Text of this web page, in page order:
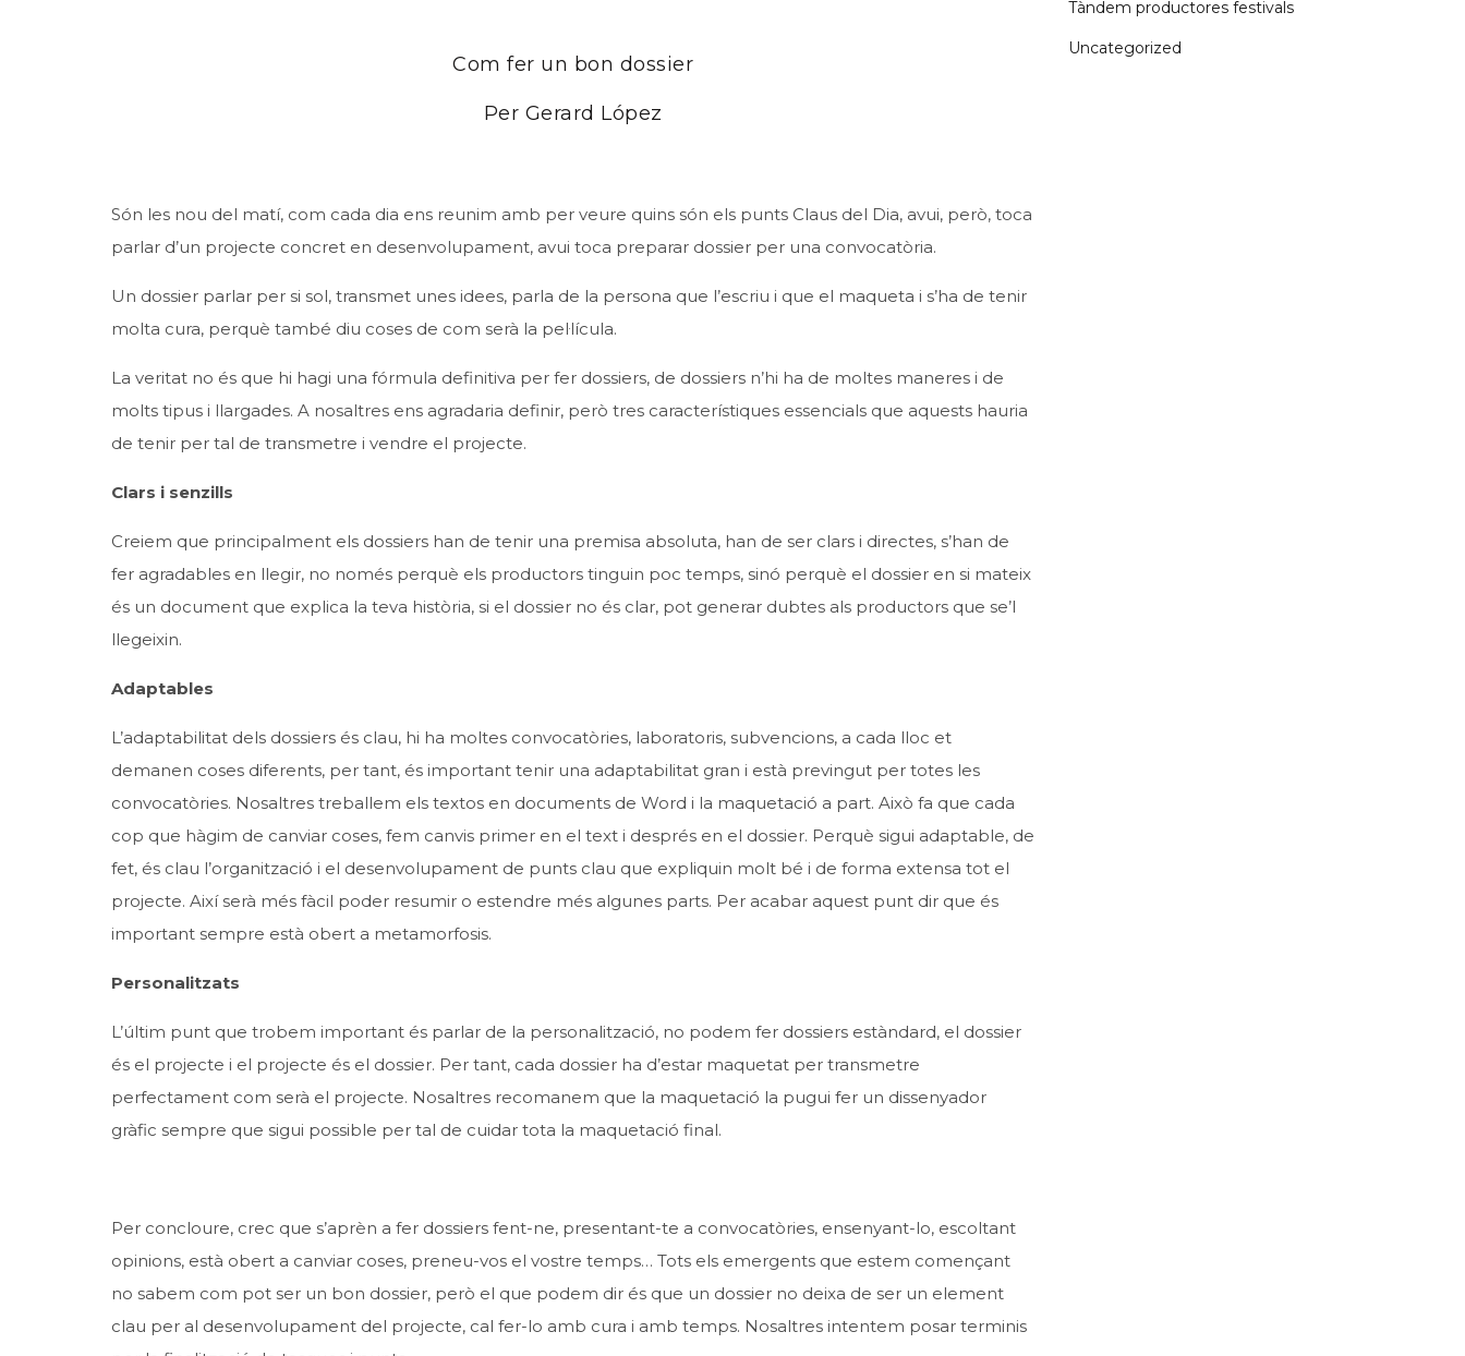
Com fer un bon dossier
Per Gerard López
Són les nou del matí, com cada dia ens reunim amb per veure quins són els punts Claus del Dia, avui, però, toca
parlar d’un projecte concret en desenvolupament, avui toca preparar dossier per una convocatòria.
Un dossier parlar per si sol, transmet unes idees, parla de la persona que l’escriu i que el maqueta i s’ha de tenir
molta cura, perquè també diu coses de com serà la pel·lícula.
La veritat no és que hi hagi una fórmula definitiva per fer dossiers, de dossiers n’hi ha de moltes maneres i de
molts tipus i llargades. A nosaltres ens agradaria definir, però tres característiques essencials que aquests hauria
de tenir per tal de transmetre i vendre el projecte.
Clars i senzills
Creiem que principalment els dossiers han de tenir una premisa absoluta, han de ser clars i directes, s’han de
fer agradables en llegir, no només perquè els productors tinguin poc temps, sinó perquè el dossier en si mateix
és un document que explica la teva història, si el dossier no és clar, pot generar dubtes als productors que se’l
llegeixin.
Adaptables
L’adaptabilitat dels dossiers és clau, hi ha moltes convocatòries, laboratoris, subvencions, a cada lloc et
demanen coses diferents, per tant, és important tenir una adaptabilitat gran i està previngut per totes les
convocatòries. Nosaltres treballem els textos en documents de Word i la maquetació a part. Això fa que cada
cop que hàgim de canviar coses, fem canvis primer en el text i després en el dossier. Perquè sigui adaptable, de
fet, és clau l’organització i el desenvolupament de punts clau que expliquin molt bé i de forma extensa tot el
projecte. Així serà més fàcil poder resumir o estendre més algunes parts. Per acabar aquest punt dir que és
important sempre està obert a metamorfosis.
Personalitzats
L’últim punt que trobem important és parlar de la personalització, no podem fer dossiers estàndard, el dossier
és el projecte i el projecte és el dossier. Per tant, cada dossier ha d’estar maquetat per transmetre
perfectament com serà el projecte. Nosaltres recomanem que la maquetació la pugui fer un dissenyador
gràfic sempre que sigui possible per tal de cuidar tota la maquetació final.
Per concloure, crec que s’aprèn a fer dossiers fent-ne, presentant-te a convocatòries, ensenyant-lo, escoltant
opinions, està obert a canviar coses, preneu-vos el vostre temps… Tots els emergents que estem començant
no sabem com pot ser un bon dossier, però el que podem dir és que un dossier no deixa de ser un element
clau per al desenvolupament del projecte, cal fer-lo amb cura i amb temps. Nosaltres intentem posar terminis
Tàndem productores festivals
Uncategorized